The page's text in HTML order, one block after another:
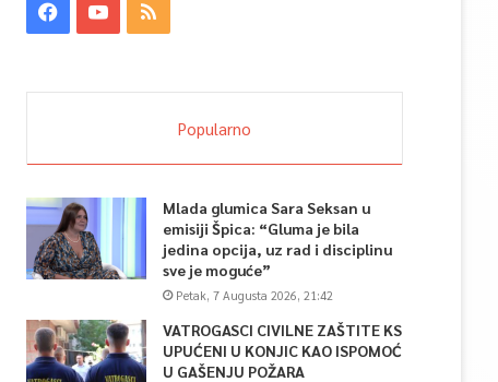
Popularno
Mlada glumica Sara Seksan u
emisiji Špica: “Gluma je bila
jedina opcija, uz rad i disciplinu
sve je moguće”
Petak, 7 Augusta 2026, 21:42
VATROGASCI CIVILNE ZAŠTITE KS
UPUĆENI U KONJIC KAO ISPOMOĆ
U GAŠENJU POŽARA